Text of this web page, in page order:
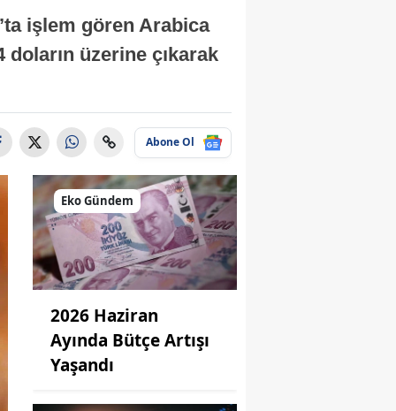
işlem gören Arabica
üzerine çıkarak
Abone Ol
Eko Gündem
2026 Haziran
Ayında Bütçe Artışı
Yaşandı